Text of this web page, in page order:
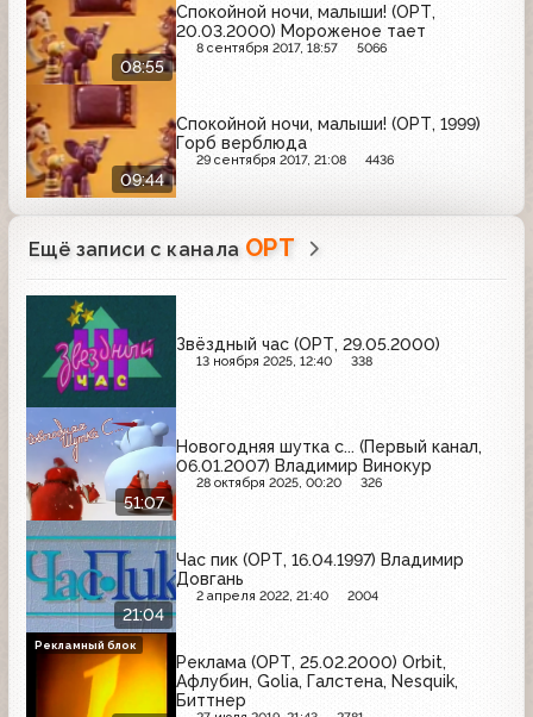
08:55
Спокойной ночи, малыши! (ОРТ,
20.03.2000 ) Мороженое тает
8 сентября 2017, 18:57 5066
09:44
Спокойной ночи, малыши! (ОРТ, 1999)
Горб верблюда
29 сентября 2017, 21:08 4436
Ещё записи с канала ОРТ
Звёздный час (ОРТ, 29.05.2000)
13 ноября 2025, 12:40 338
51:07
Новогодняя шутка с... (Первый канал,
06.01.2007) Владимир Винокур
28 октября 2025, 00:20 326
21:04
Час пик (ОРТ, 16.04.1997) Владимир
Довгань
2 апреля 2022, 21:40 2004
Реклама (ОРТ, 25.02.2000) Orbit,
Афлубин, Golia, Галстена, Nesquik,
Биттнер
Рекламный блок